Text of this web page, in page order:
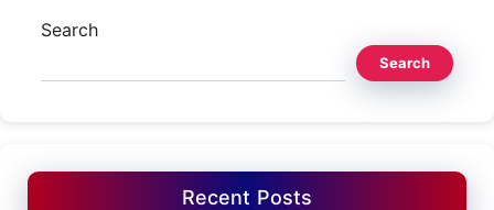
Search
Search
Recent Posts